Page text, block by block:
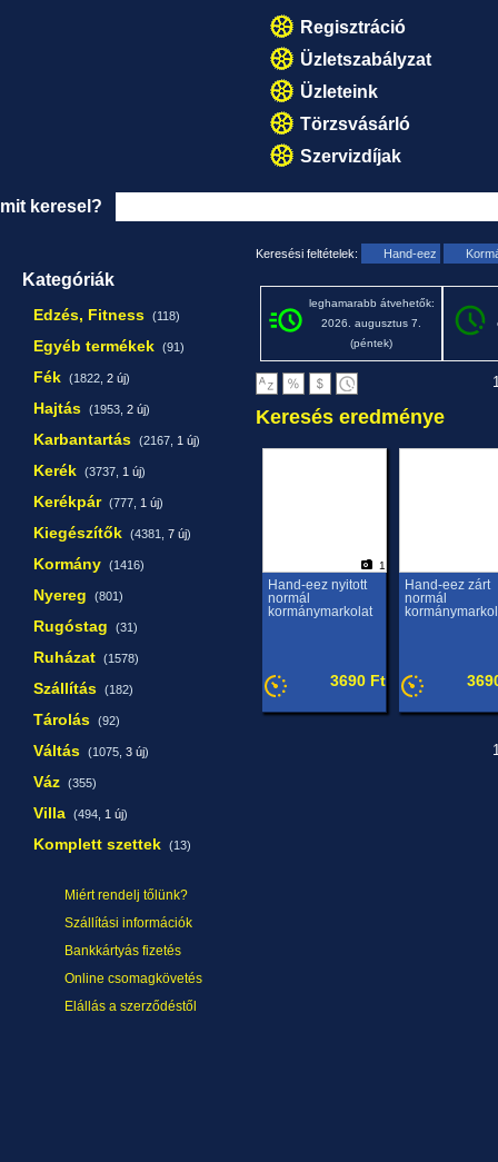
Regisztráció
Üzletszabályzat
Üzleteink
Törzsvásárló
Szervizdíjak
mit keresel?
Kategóriák
Edzés, Fitness (118)
Egyéb termékek (91)
Fék (1822, 2 új)
Hajtás (1953, 2 új)
Karbantartás (2167, 1 új)
Kerék (3737, 1 új)
Kerékpár (777, 1 új)
Kiegészítők (4381, 7 új)
Kormány (1416)
Nyereg (801)
Rugóstag (31)
Ruházat (1578)
Szállítás (182)
Tárolás (92)
Váltás (1075, 3 új)
Váz (355)
Villa (494, 1 új)
Komplett szettek (13)
Miért rendelj tőlünk?
Szállítási információk
Bankkártyás fizetés
Online csomagkövetés
Elállás a szerződéstől
Keresési feltételek: Hand-eez
leghamarabb átvehetők:
2026. augusztus 7.
(péntek)
Keresés eredménye
1
Hand-eez nyitott
normál
kormánymarkolat
3690 Ft
Hand-eez zárt
normál